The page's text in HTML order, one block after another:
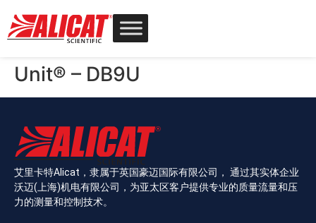
Unit® – DB9U
艾里卡特Alicat，隶属于英国豪迈国际有限公司， 通过其实体企业
沃迈(上海)机电有限公司，为亚太区客户提供专业的质量流量和压
力的测量和控制技术。